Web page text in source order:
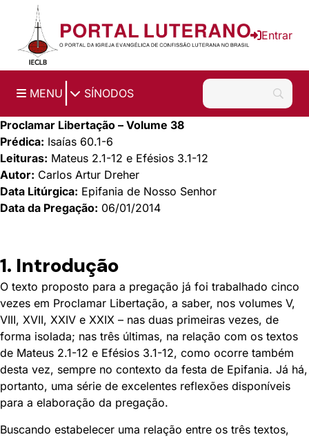
Ir para o conteúdo principal
Entrar
MENU SÍNODOS
Proclamar Libertação – Volume 38
Prédica: Isaías 60.1-6
Leituras: Mateus 2.1-12 e Efésios 3.1-12
Autor: Carlos Artur Dreher
Data Litúrgica: Epifania de Nosso Senhor
Data da Pregação: 06/01/2014
1. Introdução
O texto proposto para a pregação já foi trabalhado cinco
vezes em Proclamar Libertação, a saber, nos volumes V,
VIII, XVII, XXIV e XXIX – nas duas primeiras vezes, de
forma isolada; nas três últimas, na relação com os textos
de Mateus 2.1-12 e Efésios 3.1-12, como ocorre também
desta vez, sempre no contexto da festa de Epifania. Já há,
portanto, uma série de excelentes reflexões disponíveis
para a elaboração da pregação.
Buscando estabelecer uma relação entre os três textos,